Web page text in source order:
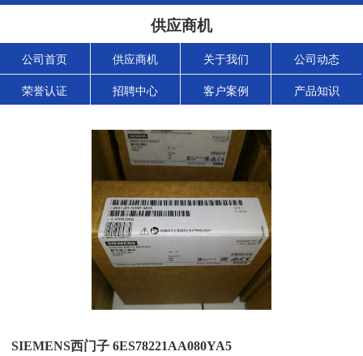
供应商机
公司首页 供应商机 关于我们 公司动态
荣誉认证 招聘中心 客户案例 产品知识
SIEMENS西门子 6ES78221AA080YA5